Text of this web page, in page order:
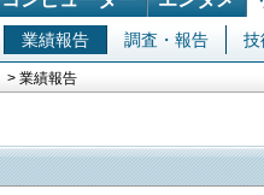
業績報告 調査・報告 技
> 業績報告